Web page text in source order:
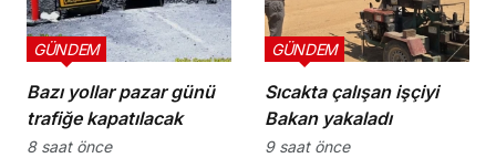
Bazı yollar pazar günü
trafiğe kapatılacak
GÜNDEM
8 saat önce
Sıcakta çalışan işçiyi
Bakan yakaladı
GÜNDEM
9 saat önce